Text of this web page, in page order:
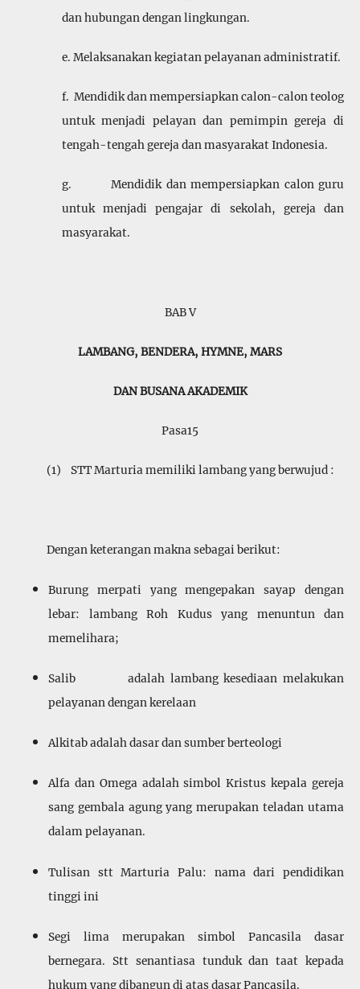
dan hubungan dengan lingkungan.
e. Melaksanakan kegiatan pelayanan administratif.
f. Mendidik dan mempersiapkan calon-calon teolog
untuk menjadi pelayan dan pemimpin gereja di
tengah-tengah gereja dan masyarakat Indonesia.
g. Mendidik dan mempersiapkan calon guru
untuk menjadi pengajar di sekolah, gereja dan
masyarakat.
BAB V
LAMBANG, BENDERA, HYMNE, MARS
DAN BUSANA AKADEMIK
Pasa15
(1) STT Marturia memiliki lambang yang berwujud :
Dengan keterangan makna sebagai berikut:
Burung merpati yang mengepakan sayap dengan
lebar: lambang Roh Kudus yang menuntun dan
memelihara;
Salib adalah lambang kesediaan melakukan
pelayanan dengan kerelaan
Alkitab adalah dasar dan sumber berteologi
Alfa dan Omega adalah simbol Kristus kepala gereja
sang gembala agung yang merupakan teladan utama
dalam pelayanan.
Tulisan stt Marturia Palu: nama dari pendidikan
tinggi ini
Segi lima merupakan simbol Pancasila dasar
bernegara. Stt senantiasa tunduk dan taat kepada
hukum yang dibangun di atas dasar Pancasila.